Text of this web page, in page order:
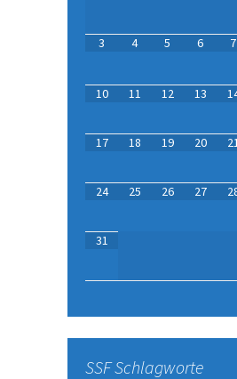
3 4 5 6 7
10 11 12 13
17 18 19 20
24 25 26 27
31
SSF Schlagworte